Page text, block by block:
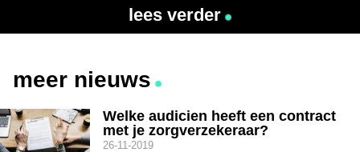
lees verder
meer nieuws
Welke audicien heeft een contract
met je zorgverzekeraar?
26-11-2019